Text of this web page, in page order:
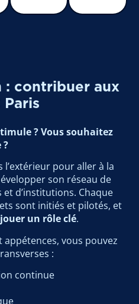
: contribuer aux
Paris
? Vous souhaitez
?
l’extérieur pour aller à la
son réseau de
d’institutions. Chaque
sont initiés et pilotés, et
un rôle clé.
vous pouvez
:
continue